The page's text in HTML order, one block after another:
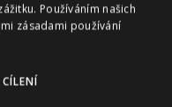
Používáním našich
zásadami používání